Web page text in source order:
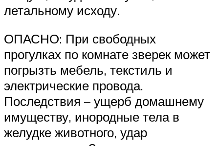
летальному исходу.
ОПАСНО: При свободных
прогулках по комнате зверек может
погрызть мебель, текстиль и
электрические провода.
Последствия – ущерб домашнему
имуществу, инородные тела в
желудке животного, удар